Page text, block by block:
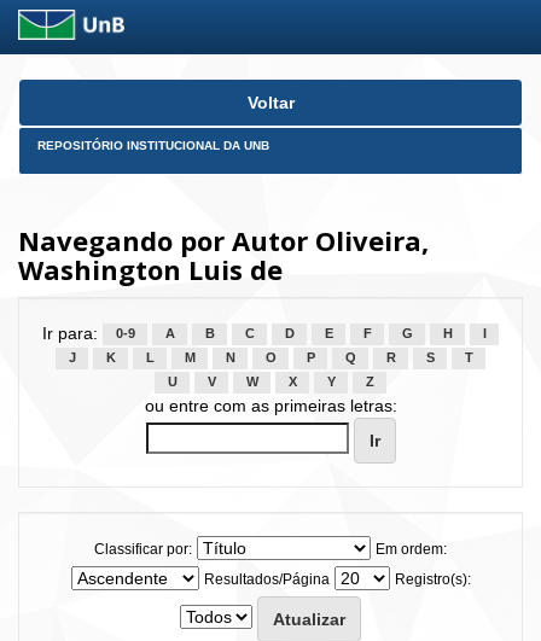
Skip
Voltar
REPOSITÓRIO INSTITUCIONAL DA UNB
Navegando por Autor Oliveira,
Washington Luis de
Ir para: 0-9 A B C D E F G H
J
K L M N O P Q R S
T
U
V W X Y Z
ou entre com as primeiras letras:
Classificar por:
Em ordem:
Resultados/Página
Registro(s):